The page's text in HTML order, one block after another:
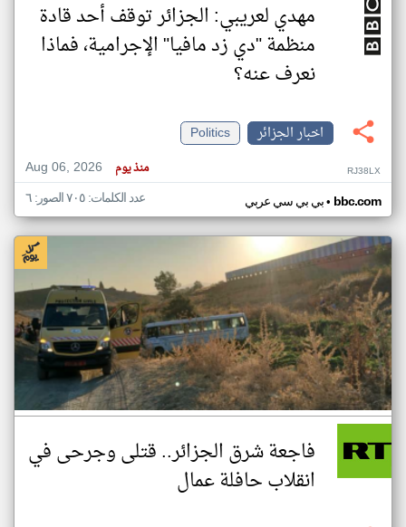
مهدي لعريبي: الجزائر توقف أحد قادة
منظمة "دي زد مافيا" الإجرامية، فماذا
نعرف عنه؟
اخبار الجزائر
Politics
Aug 06, 2026
منذ يوم RJ38LX
بي بي سي عربي• bbc.com عدد الكلمات: ٧٠٥ الصور: ٦
فاجعة شرق الجزائر.. قتلى وجرحى في
انقلاب حافلة عمال